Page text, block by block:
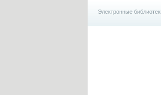
Электронные